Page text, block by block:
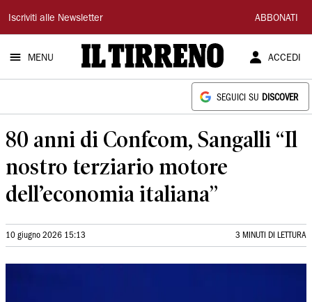
Il
Tirreno
Iscriviti alle Newsletter ABBONATI
MENU ACCEDI
SEGUICI SU DISCOVER
80 anni di Confcom, Sangalli “Il
nostro terziario motore
dell’economia italiana”
10 giugno 2026 15:13 3 MINUTI DI LETTURA